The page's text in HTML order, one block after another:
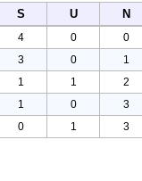
S U N
4 0
0
3 0
1
1 1
2
1 0
3
0 1 3